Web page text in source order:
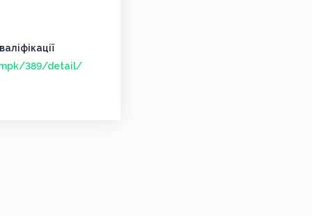
389/detail/